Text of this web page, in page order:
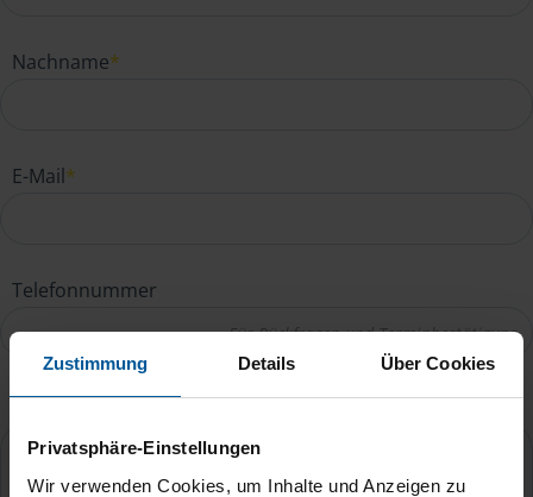
Zustimmung Details Über Cookies
Privatsphäre-Einstellungen
Wir verwenden Cookies, um Inhalte und Anzeigen zu
Nachname*
E-Mail*
Telefonnummer
Ihre Nachricht an Jens Richter*